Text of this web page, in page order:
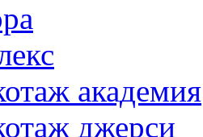
академия
джерси